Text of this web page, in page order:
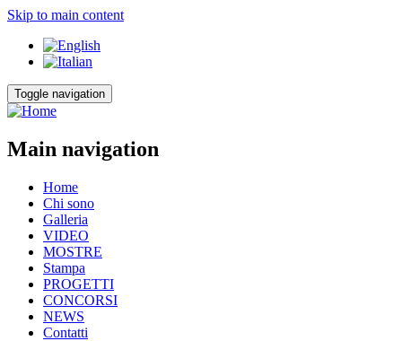
Skip to main content
Toggle navigation
Main navigation
Home
Chi sono
Galleria
VIDEO
MOSTRE
Stampa
PROGETTI
CONCORSI
NEWS
Contatti